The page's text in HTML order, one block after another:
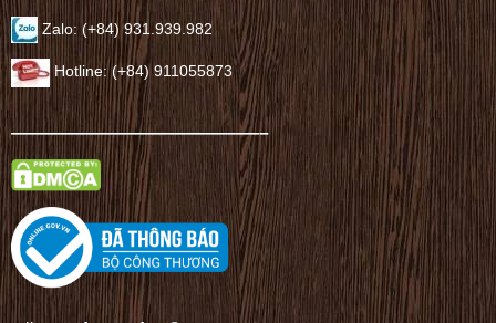
Zalo: (+84) 931.939.982
Hotline: (+84) 911055873
——————————————–